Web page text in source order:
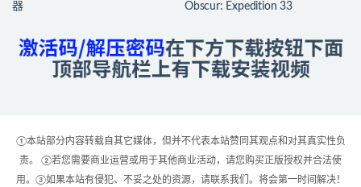
器
Obscur: Expedition 33
①本站部分内容转载自其它媒体，但并不代表本站赞同其观点和对其真实性负
责。 ②若您需要商业运营或用于其他商业活动，请您购买正版授权并合法使
用。③如果本站有侵犯、不妥之处的资源，请联系我们。将会第一时间解决！